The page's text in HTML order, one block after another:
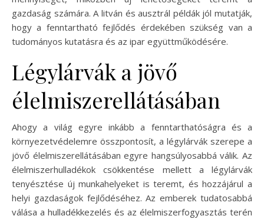
gazdaság számára. A litván és ausztrál példák jól mutatják,
hogy a fenntartható fejlődés érdekében szükség van a
tudományos kutatásra és az ipar együttműködésére.
Légylárvák a jövő
élelmiszerellátásában
Ahogy a világ egyre inkább a fenntarthatóságra és a
környezetvédelemre összpontosít, a légylárvák szerepe a
jövő élelmiszerellátásában egyre hangsúlyosabbá válik. Az
élelmiszerhulladékok csökkentése mellett a légylárvák
tenyésztése új munkahelyeket is teremt, és hozzájárul a
helyi gazdaságok fejlődéséhez. Az emberek tudatosabbá
válása a hulladékkezelés és az élelmiszerfogyasztás terén